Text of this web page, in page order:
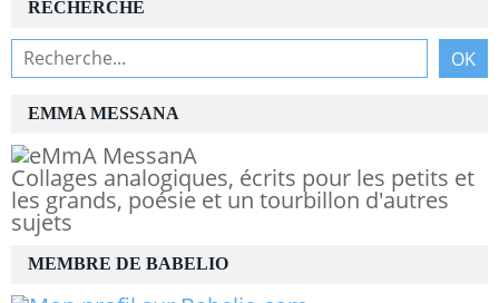
RECHERCHE
EMMA MESSANA
Collages analogiques, écrits pour les petits et
les grands, poésie et un tourbillon d'autres
sujets
MEMBRE DE BABELIO